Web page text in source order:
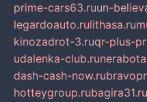
prime-cars63.ruun-
legardoauto.rulithasa.ru
kinozadrot-3.ruqr-plus-
udalenka-club.ru
dash-cash-now.ru
hotteygroup.rubagira31.ru